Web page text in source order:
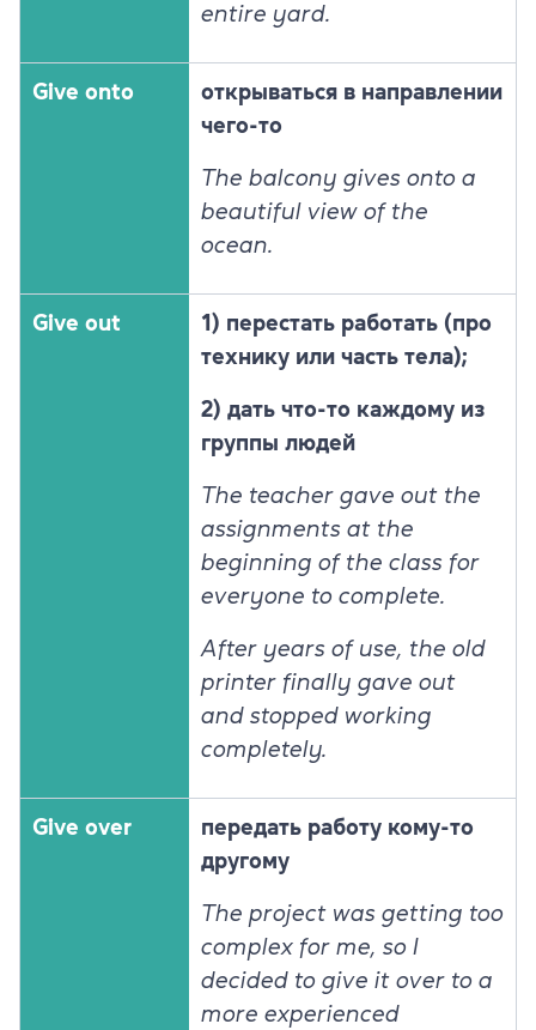
entire yard.
Give onto
открываться в направлении
чего-то
The balcony gives onto a
beautiful view of the
ocean.
Give out
1) перестать работать (про
технику или часть тела);
2) дать что-то каждому из
группы людей
The teacher gave out the
assignments at the
beginning of the class for
everyone to complete.
After years of use, the old
printer finally gave out
and stopped working
completely.
Give over
передать работу кому-то
другому
The project was getting too
complex for me, so I
decided to give it over to a
more experienced